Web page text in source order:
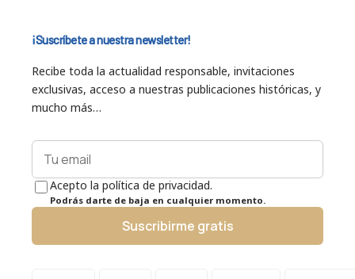
¡Suscríbete a nuestra newsletter!
Recibe toda la actualidad responsable, invitaciones
exclusivas, acceso a nuestras publicaciones históricas, y
mucho más…
Acepto la política de privacidad.
Podrás darte de baja en cualquier momento.
Suscribirme gratis